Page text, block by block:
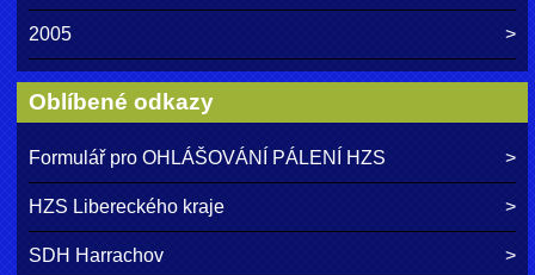
2005
Oblíbené odkazy
Formulář pro OHLÁŠOVÁNÍ PÁLENÍ HZS
HZS Libereckého kraje
SDH Harrachov